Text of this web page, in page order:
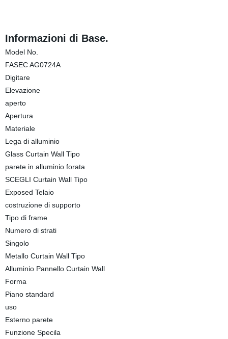
Informazioni di Base.
Model No.
FASEC AG0724A
Digitare
Elevazione
aperto
Apertura
Materiale
Lega di alluminio
Glass Curtain Wall Tipo
parete in alluminio forata
SCEGLI Curtain Wall Tipo
Exposed Telaio
costruzione di supporto
Tipo di frame
Numero di strati
Singolo
Metallo Curtain Wall Tipo
Alluminio Pannello Curtain Wall
Forma
Piano standard
uso
Esterno parete
Funzione Specila